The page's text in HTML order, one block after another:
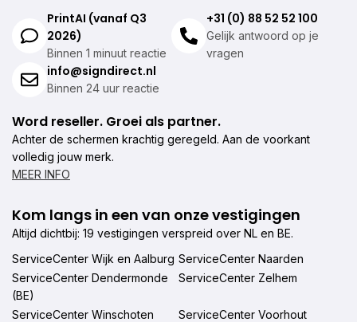
PrintAI (vanaf Q3
2026)
Binnen 1 minuut reactie
+31 (0) 88 52 52 100
Gelijk antwoord op je
vragen
info@signdirect.nl
Binnen 24 uur reactie
Word reseller. Groei als partner.
Achter de schermen krachtig geregeld. Aan de voorkant
volledig jouw merk.
MEER INFO
Kom langs in een van onze vestigingen
Altijd dichtbij: 19 vestigingen verspreid over NL en BE.
ServiceCenter Wijk en Aalburg ServiceCenter Naarden
ServiceCenter Dendermonde
(BE)
ServiceCenter Zelhem
ServiceCenter Winschoten
ServiceCenter Voorhout